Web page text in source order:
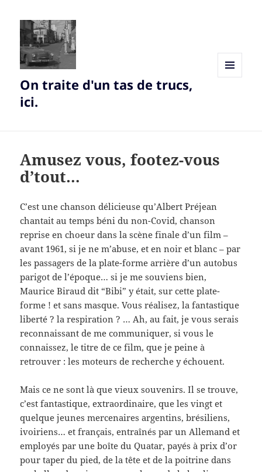
On traite d'un tas de trucs,
ici.
Amusez vous, footez-vous
d’tout…
C’est une chanson délicieuse qu’Albert Préjean
chantait au temps béni du non-Covid, chanson
reprise en choeur dans la scène finale d’un film –
avant 1961, si je ne m’abuse, et en noir et blanc – par
les passagers de la plate-forme arrière d’un autobus
parigot de l’époque… si je me souviens bien,
Maurice Biraud dit “Bibi” y était, sur cette plate-
forme ! et sans masque. Vous réalisez, la fantastique
liberté ? la respiration ? … Ah, au fait, je vous serais
reconnaissant de me communiquer, si vous le
connaissez, le titre de ce film, que je peine à
retrouver : les moteurs de recherche y échouent.
Mais ce ne sont là que vieux souvenirs. Il se trouve,
c’est fantastique, extraordinaire, que les vingt et
quelque jeunes mercenaires argentins, brésiliens,
ivoiriens… et français, entraînés par un Allemand et
employés par une boîte du Quatar, payés à prix d’or
pour taper du pied, de la tête et de la poitrine dans